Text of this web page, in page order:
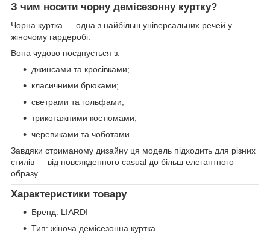
З чим носити чорну демісезонну куртку?
Чорна куртка — одна з найбільш універсальних речей у
жіночому гардеробі.
Вона чудово поєднується з:
джинсами та кросівками;
класичними брюками;
светрами та гольфами;
трикотажними костюмами;
черевиками та чоботами.
Завдяки стриманому дизайну ця модель підходить для різних
стилів — від повсякденного casual до більш елегантного
образу.
Характеристики товару
Бренд: LIARDI
Тип: жіноча демісезонна куртка